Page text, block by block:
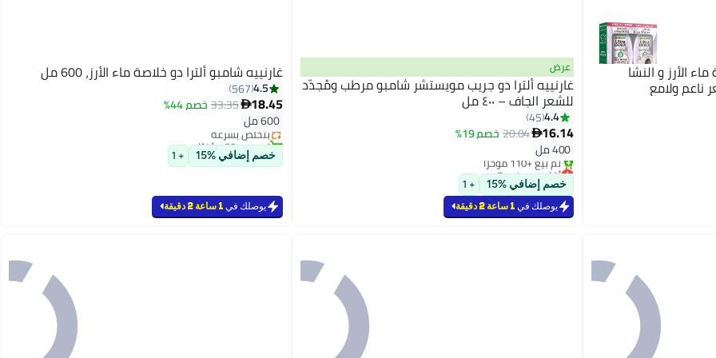
بخلاصة ماء الأرز و النشا عرض
غارنييه ألترا دو جريب مويستشر شامبو مرطب ومُجدّد
للشعر الجاف – ٤٠٠ مل
4.4
45
16.14
20.04خصم 19%
400 مل
أقل سعر في 7 يوم
بتخلّص بسرعة
تم بيع +110 مؤخرًا
أقل سعر في 7 يوم
خصم إضافي %15 + 1
يوصلك في 1 ساعة 2 دقيقة
غارنييه شامبو ألترا دو خلاصة ماء الأرز، 600 مل
4.5
567
18.45
33.35 خصم 44%
600 ملبتخلّص بسرعة
تم بيع +80 مؤخرًا
بتخلّص بسرعة
خصم إضافي %15 + 1
يوصلك في 1 ساعة 2 دقيقة